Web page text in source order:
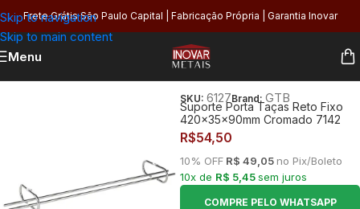
Skip to navigation
Skip to main content
Frete Grátis São Paulo Capital | Fabricação Própria | Garantia Inovar
Menu
SKU: 6127Brand: GTB
Suporte Porta Taças Reto Fixo
420x35x90mm Cromado 7142
R$54,50
10% OFF R$ 49,05 no Pix/Boleto
10x de R$ 5,45sem juros
COMPRE PELO WHATSAPP